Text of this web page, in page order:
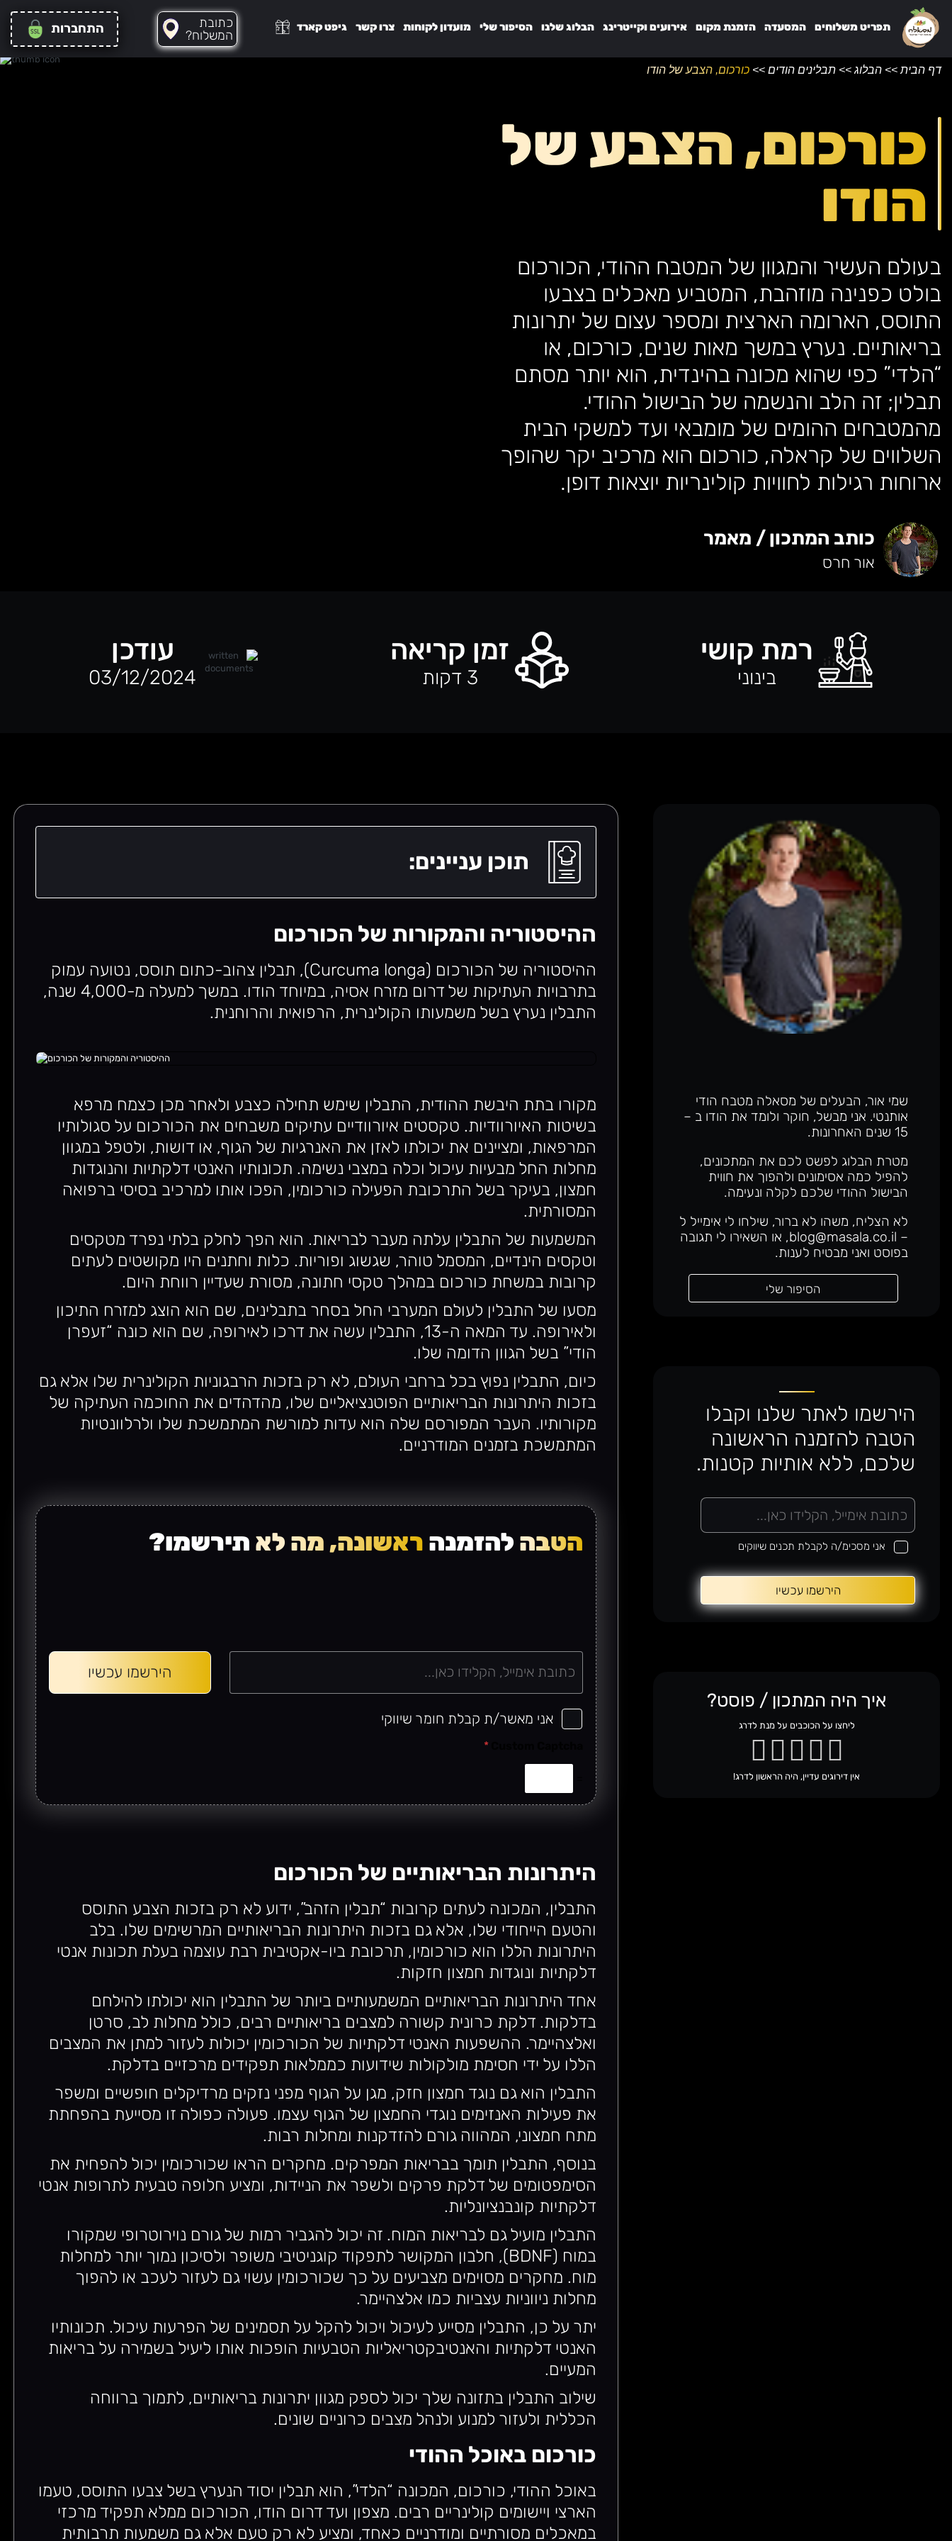
תפריט משלוחים המסעדה הזמנת מקום אירועים וקייטרינג הבלוג שלנו הסיפור שלי מועדון לקוחות צרו קשר גיפט קארד
כתובת
?המשלוח
התחברות
דף הבית >>הבלוג >>תבלינים הודים >>כורכום, הצבע של הודו
כורכום, הצבע של
הודו
בעולם העשיר והמגוון של המטבח ההודי, הכורכום
בולט כפנינה מוזהבת, המטביע מאכלים בצבעו
התוסס, הארומה הארצית ומספר עצום של יתרונות
בריאותיים. נערץ במשך מאות שנים, כורכום, או
“הלדי” כפי שהוא מכונה בהינדית, הוא יותר מסתם
תבלין; זה הלב והנשמה של הבישול ההודי.
מהמטבחים ההומים של מומבאי ועד למשקי הבית
השלווים של קראלה, כורכום הוא מרכיב יקר שהופך
ארוחות רגילות לחוויות קולינריות יוצאות דופן.
כותב המתכון / מאמר
אור חרס
רמת קושי
בינוני
זמן קריאה
3 דקות
עודכן
03/12/2024
תוכן עניינים:
ההיסטוריה והמקורות של הכורכום
ההיסטוריה של הכורכום (Curcuma longa), תבלין צהוב-כתום תוסס, נטועה עמוק
בתרבויות העתיקות של דרום מזרח אסיה, במיוחד הודו. במשך למעלה מ-4,000 שנה,
התבלין נערץ בשל משמעותו הקולינרית, הרפואית והרוחנית.
מקורו בתת היבשת ההודית, התבלין שימש תחילה כצבע ולאחר מכן כצמח מרפא
בשיטות האיורוודיות. טקסטים איורוודיים עתיקים משבחים את הכורכום על סגולותיו
המרפאות, ומציינים את יכולתו לאזן את האנרגיות של הגוף, או דושות, ולטפל במגוון
מחלות החל מבעיות עיכול וכלה במצבי נשימה. תכונותיו האנטי דלקתיות והנוגדות
חמצון, בעיקר בשל התרכובת הפעילה כורכומין, הפכו אותו למרכיב בסיסי ברפואה
המסורתית.
המשמעות של התבלין עלתה מעבר לבריאות. הוא הפך לחלק בלתי נפרד מטקסים
וטקסים הינדיים, המסמל טוהר, שגשוג ופוריות. כלות וחתנים היו מקושטים לעתים
קרובות במשחת כורכום במהלך טקסי חתונה, מסורת שעדיין רווחת היום.
מסעו של התבלין לעולם המערבי החל בסחר בתבלינים, שם הוא הוצג למזרח התיכון
ולאירופה. עד המאה ה-13, התבלין עשה את דרכו לאירופה, שם הוא כונה “זעפרן
הודי” בשל הגוון הדומה שלו.
כיום, התבלין נפוץ בכל ברחבי העולם, לא רק בזכות הרבגוניות הקולינרית שלו אלא גם
בזכות היתרונות הבריאותיים הפוטנציאליים שלו, מהדהדים את החוכמה העתיקה של
מקורותיו. העבר המפורסם שלה הוא עדות למורשת המתמשכת שלו ולרלוונטיות
המתמשכת בזמנים המודרניים.
הטבה להזמנה ראשונה, מה לא תירשמו?
e
m
i
l
*
אני מאשר/ת קבלת חומר שיווקי
*
הירשמו עכשיו
היתרונות הבריאותיים של הכורכום
התבלין, המכונה לעתים קרובות “תבלין הזהב”, ידוע לא רק בזכות הצבע התוסס
והטעם הייחודי שלו, אלא גם בזכות היתרונות הבריאותיים המרשימים שלו. בלב
היתרונות הללו הוא כורכומין, תרכובת ביו-אקטיבית רבת עוצמה בעלת תכונות אנטי
דלקתיות ונוגדות חמצון חזקות.
אחד היתרונות הבריאותיים המשמעותיים ביותר של התבלין הוא יכולתו להילחם
בדלקות. דלקת כרונית קשורה למצבים בריאותיים רבים, כולל מחלות לב, סרטן
ואלצהיימר. ההשפעות האנטי דלקתיות של הכורכומין יכולות לעזור למתן את המצבים
הללו על ידי חסימת מולקולות שידועות כממלאות תפקידים מרכזיים בדלקת.
התבלין הוא גם נוגד חמצון חזק, מגן על הגוף מפני נזקים מרדיקלים חופשיים ומשפר
את פעילות האנזימים נוגדי החמצון של הגוף עצמו. פעולה כפולה זו מסייעת בהפחתת
מתח חמצוני, המהווה גורם להזדקנות ומחלות רבות.
בנוסף, התבלין תומך בבריאות המפרקים. מחקרים הראו שכורכומין יכול להפחית את
הסימפטומים של דלקת פרקים ולשפר את הניידות, ומציע חלופה טבעית לתרופות אנטי
דלקתיות קונבנציונליות.
התבלין מועיל גם לבריאות המוח. זה יכול להגביר רמות של גורם נוירוטרופי שמקורו
במוח (BDNF), חלבון המקושר לתפקוד קוגניטיבי משופר ולסיכון נמוך יותר למחלות
מוח. מחקרים מסוימים מצביעים על כך שכורכומין עשוי גם לעזור לעכב או להפוך
מחלות ניווניות עצביות כמו אלצהיימר.
יתר על כן, התבלין מסייע לעיכול ויכול להקל על תסמינים של הפרעות עיכול. תכונותיו
האנטי דלקתיות והאנטיבקטריאליות הטבעיות הופכות אותו ליעיל בשמירה על בריאות
המעיים.
שילוב התבלין בתזונה שלך יכול לספק מגוון יתרונות בריאותיים, לתמוך ברווחה
הכללית ולעזור למנוע ולנהל מצבים כרוניים שונים.
כורכום באוכל ההודי
באוכל ההודי, כורכום, המכונה “הלדי”, הוא תבלין יסוד הנערץ בשל צבעו התוסס, טעמו
הארצי ויישומים קולינריים רבים. מצפון ועד דרום הודו, הכורכום ממלא תפקיד מרכזי
במאכלים מסורתיים ומודרניים כאחד, ומציע לא רק טעם אלא גם משמעות תרבותית
שמי אור, הבעלים של מסאלה מטבח הודי
אותנטי. אני מבשל, חוקר ולומד את הודו ב –
15 שנים האחרונות.
מטרת הבלוג לפשט לכם את המתכונים,
להפיל כמה אסימונים ולהפוך את חווית
הבישול ההודי שלכם לקלה ונעימה.
לא הצליח, משהו לא ברור, שילחו לי אימייל ל
– blog@masala.co.il, או השאירו לי תגובה
בפוסט ואני מבטיח לענות.
הסיפור שלי
הירשמו לאתר שלנו וקבלו
הטבה להזמנה הראשונה
שלכם, ללא אותיות קטנות.
e
m
a
אני מסכימ/ה לקבלת תכנים שיווקים
הירשמו עכשיו
איך היה המתכון / פוסט?
ליחצו על הכוכבים על מנת לדרג
אין דירוגים עדיין, היה הראשון לדרג!